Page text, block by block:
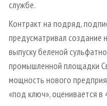
службе.
Контракт на подряд,
предусматривал
выпуску беленой
промышленной площадки
мощность нового
«под ключ», оценивается в